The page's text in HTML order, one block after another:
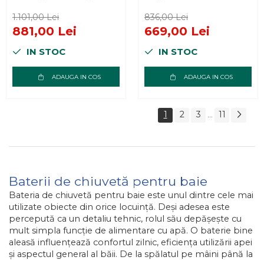
1.101,00 Lei
881,00 Lei
IN STOC
ADAUGA IN COS
836,00 Lei
669,00 Lei
IN STOC
ADAUGA IN COS
1 2 3 11
Baterii de chiuvetă pentru baie
Bateria de chiuvetă pentru baie este unul dintre cele mai
utilizate obiecte din orice locuință. Deși adesea este
percepută ca un detaliu tehnic, rolul său depășește cu
mult simpla funcție de alimentare cu apă. O baterie bine
aleasă influențează confortul zilnic, eficiența utilizării apei
și aspectul general al băii. De la spălatul pe mâini până la